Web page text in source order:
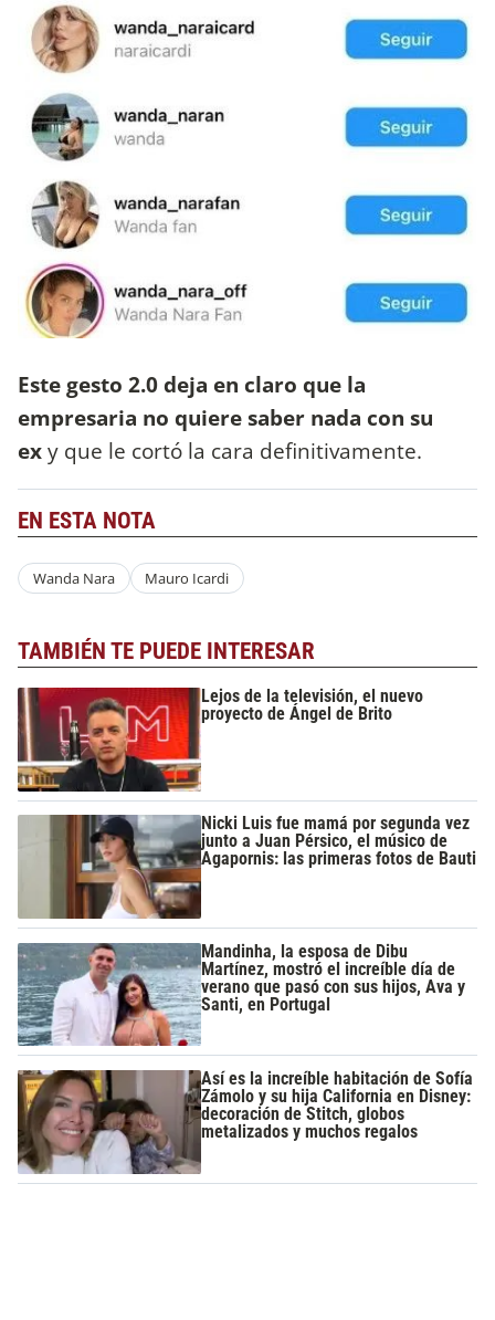
Este gesto 2.0 deja en claro que la
empresaria no quiere saber nada con su
exy que le cortó la cara definitivamente.
EN ESTA NOTA
Wanda Nara Mauro Icardi
TAMBIÉN TE PUEDE INTERESAR
Lejos de la televisión, el nuevo
proyecto de Ángel de Brito
Nicki Luis fue mamá por segunda vez
junto a Juan Pérsico, el músico de
Agapornis: las primeras fotos de Bauti
Mandinha, la esposa de Dibu
Martínez, mostró el increíble día de
verano que pasó con sus hijos, Ava y
Santi, en Portugal
Así es la increíble habitación de Sofía
Zámolo y su hija California en Disney:
decoración de Stitch, globos
metalizados y muchos regalos